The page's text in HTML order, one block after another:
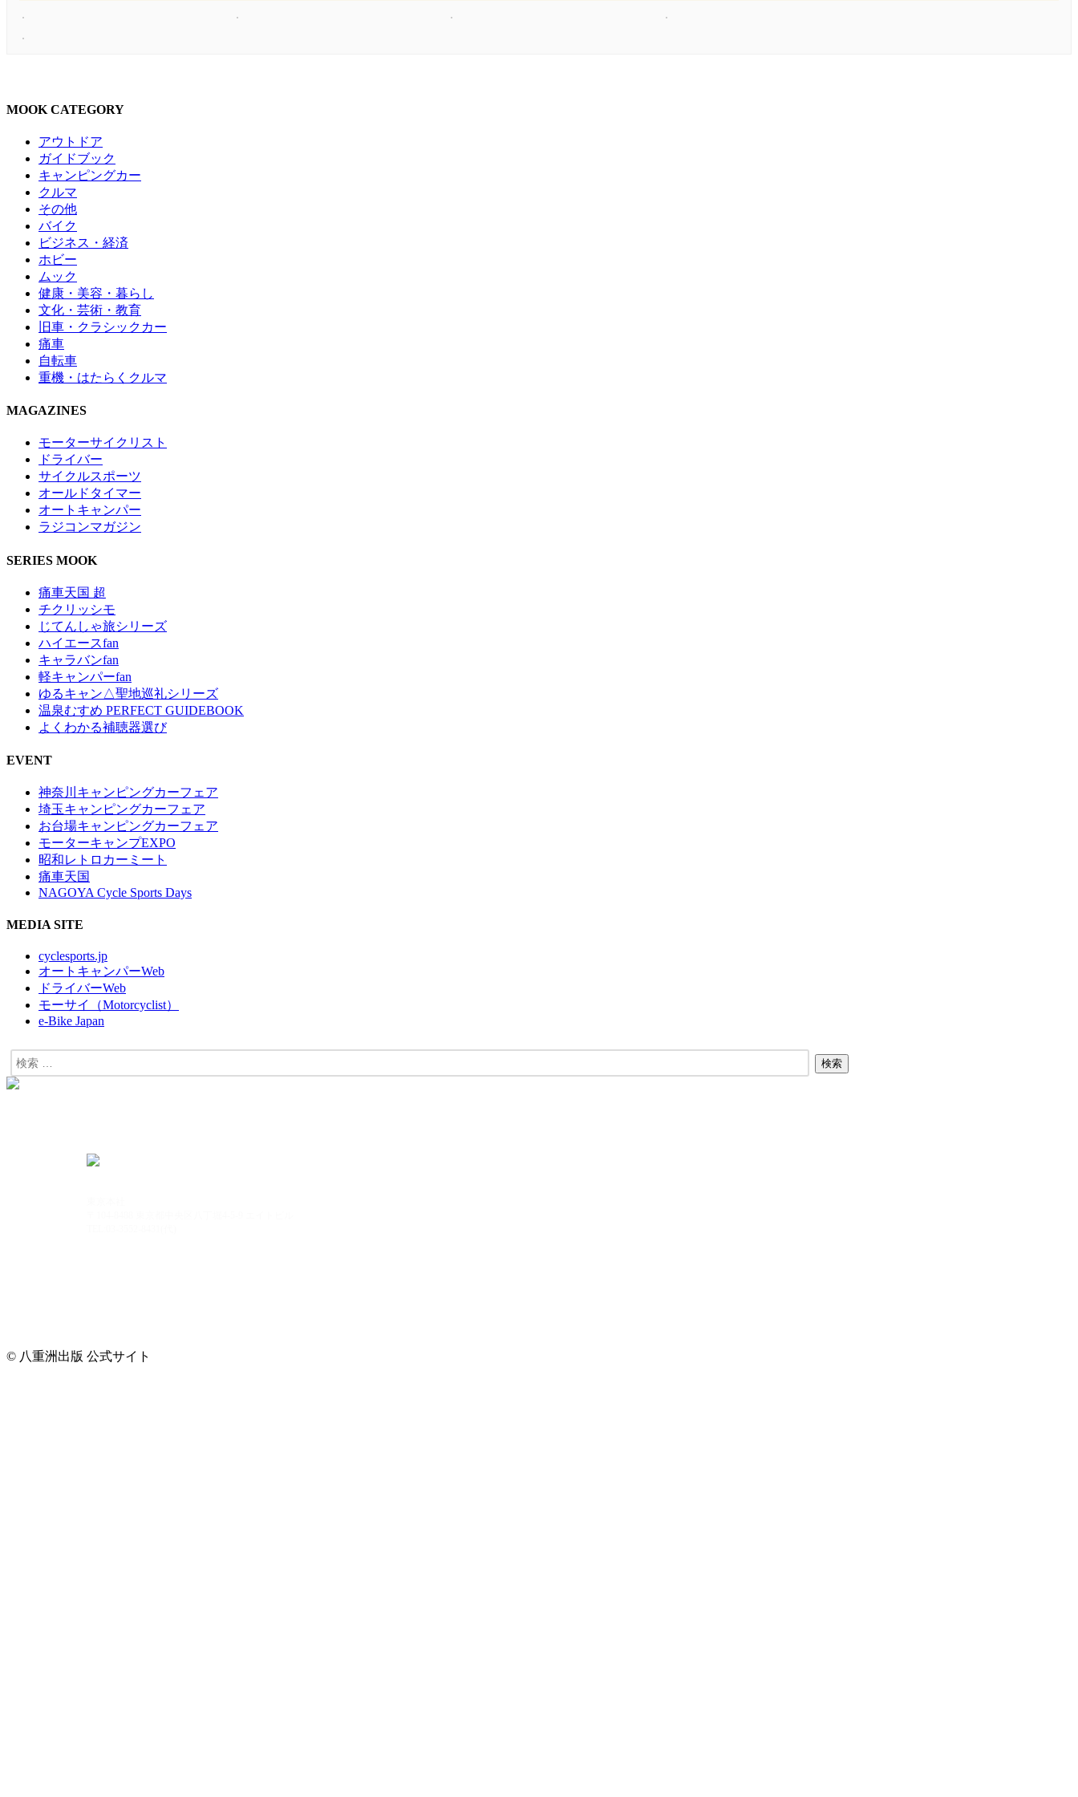
MOOK CATEGORY
アウトドア
ガイドブック
キャンピングカー
クルマ
その他
バイク
ビジネス・経済
ホビー
ムック
健康・美容・暮らし
文化・芸術・教育
旧車・クラシックカー
痛車
自転車
重機・はたらくクルマ
MAGAZINES
モーターサイクリスト
ドライバー
サイクルスポーツ
オールドタイマー
オートキャンパー
ラジコンマガジン
SERIES MOOK
痛車天国 超
チクリッシモ
じてんしゃ旅シリーズ
ハイエースfan
キャラバンfan
軽キャンパーfan
ゆるキャン△聖地巡礼シリーズ
温泉むすめ PERFECT GUIDEBOOK
よくわかる補聴器選び
EVENT
神奈川キャンピングカーフェア
埼玉キャンピングカーフェア
お台場キャンピングカーフェア
モーターキャンプEXPO
昭和レトロカーミート
痛車天国
NAGOYA Cycle Sports Days
MEDIA SITE
cyclesports.jp
オートキャンパーWeb
ドライバーWeb
モーサイ（Motorcyclist）
e-Bike Japan
© 八重洲出版 公式サイト